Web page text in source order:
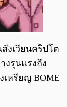
งเวียนคริปโต
งรุนแรงถึง
เหรียญ BOME